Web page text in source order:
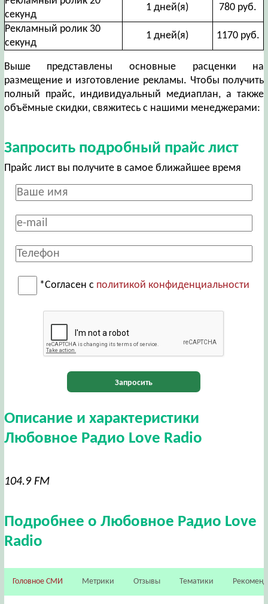
секунд
1 дней(я)
780 руб.
Рекламный ролик 30
секунд
1 дней(я) 1170 руб.
Выше представлены основные расценки на
размещение и изготовление рекламы. Чтобы получить
полный прайс, индивидуальный медиаплан, а также
объёмные скидки, свяжитесь с нашими менеджерами:
Запросить подробный прайс лист
Прайс лист вы получите в самое ближайшее время
*Согласен с политикой конфиденциальности
Запросить
Описание и характеристики
Любовное Радио Love Radio
104.9 FM
Подробнее о Любовное Радио Love
Radio
Головное СМИ Метрики Отзывы Тематики